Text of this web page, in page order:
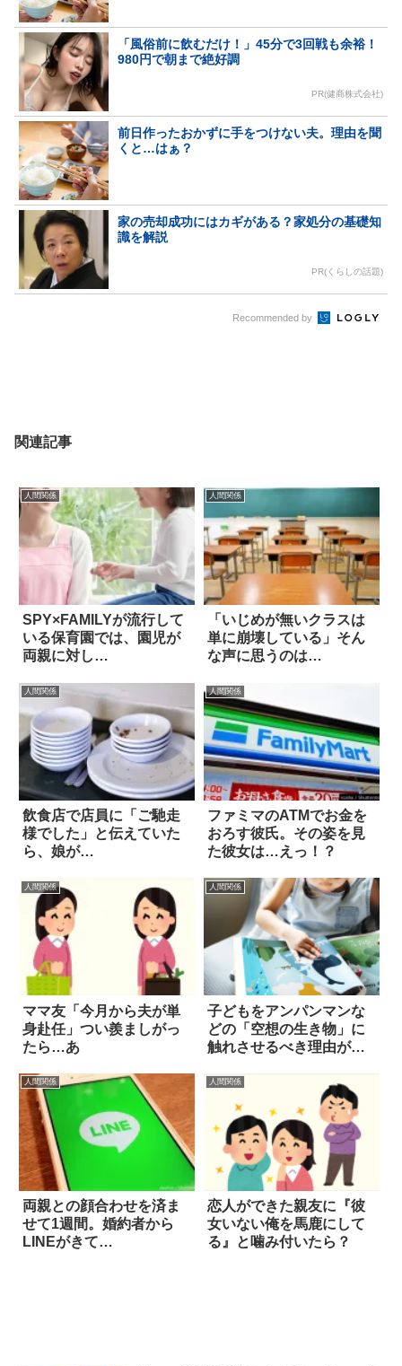
「風俗前に飲むだけ！」45分で3回戦も余裕！
980円で朝まで絶好調
PR(健商株式会社)
前日作ったおかずに手をつけない夫。理由を聞
くと…はぁ？
家の売却成功にはカギがある？家処分の基礎知
識を解説
PR(くらしの話題)
Recommended by
関連記事
人間関係
SPY×FAMILYが流行して
いる保育園では、園児が
両親に対し…
人間関係
「いじめが無いクラスは
単に崩壊している」そん
な声に思うのは…
人間関係
飲食店で店員に「ご馳走
様でした」と伝えていた
ら、娘が…
人間関係
ファミマのATMでお金を
おろす彼氏。その姿を見
た彼女は…えっ！？
人間関係
ママ友「今月から夫が単
身赴任」つい羨ましがっ
たら…あ
人間関係
子どもをアンパンマンな
どの「空想の生き物」に
触れさせるべき理由が深
人間関係
両親との顔合わせを済ま
せて1週間。婚約者から
LINEがきて…
人間関係
恋人ができた親友に『彼
女いない俺を馬鹿にして
る』と噛み付いたら？